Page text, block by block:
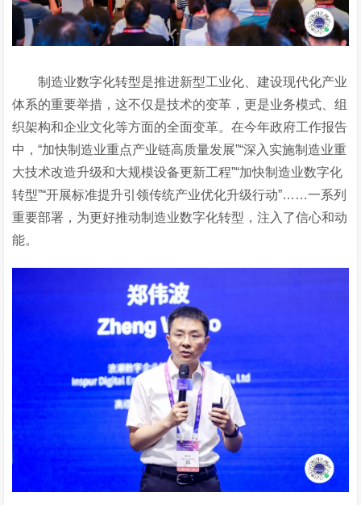
制造业数字化转型是推进新型工业化、建设现代化产业
体系的重要举措，这不仅是技术的变革，更是业务模式、组
织架构和企业文化等方面的全面变革。在今年政府工作报告
中，“加快制造业重点产业链高质量发展”“深入实施制造业重
大技术改造升级和大规模设备更新工程”“加快制造业数字化
转型”“开展标准提升引领传统产业优化升级行动”……一系列
重要部署，为更好推动制造业数字化转型，注入了信心和动
能。